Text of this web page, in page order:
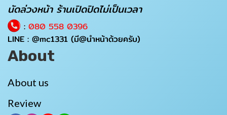
นัดล่วงหน้า ร้านเปิดปิดไม่เป็นเวลา
: 080 558 0396
LINE : @mc1331 (มี@นำหน้าด้วยครับ)
About
About us
Review